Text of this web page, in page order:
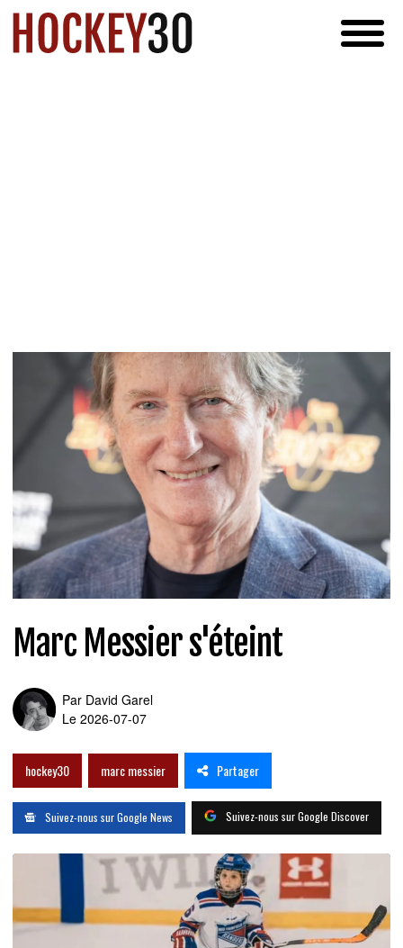
Marc Messier s'éteint
Par David Garel
Le 2026-07-07
hockey30 marc messier Partager
Suivez-nous sur Google News Suivez-nous sur Google Discover